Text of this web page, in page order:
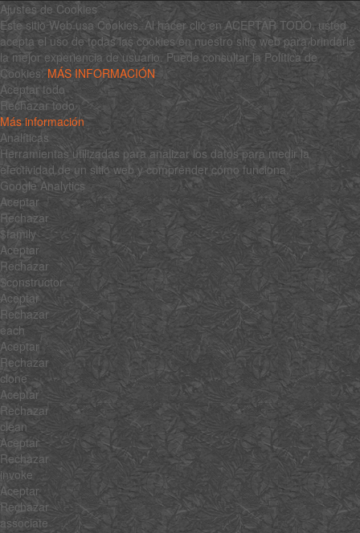
Ajustes de Cookies
Este sitio Web usa Cookies. Al hacer clic en ACEPTAR TODO, usted
acepta el uso de todas las cookies en nuestro sitio web para brindarle
la mejor experiencia de usuario. Puede consultar la Política de
Cookies:MÁS INFORMACIÓN
Aceptar todo
Rechazar todo
Más información
Analíticas
Herramientas utilizadas para analizar los datos para medir la
efectividad de un sitio web y comprender cómo funciona.
Google Analytics
Aceptar
Rechazar
$family
Aceptar
Rechazar
$constructor
Aceptar
Rechazar
each
Aceptar
Rechazar
clone
Aceptar
Rechazar
clean
Aceptar
Rechazar
invoke
Aceptar
Rechazar
associate